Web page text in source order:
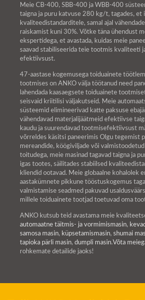
Meie CB-400, SBB-400 ja WBB-400
taigna ja puru katvuse 280 kg/t, tagades, et
kvaliteedistandarditele, samal ajal
raiskamist kuni 30%. Võtke täna ühendust
ekspertidega, et avastada, kuidas meie
saavad stabiliseerida teie tootmis kvaliteeti
efektiivsust.
47-aastase kogemusega toiduainete
tootmises on ANKO välja töötanud need
lahendada kaasaegsete toiduainete
seisvaid kriitilisi väljakutseid. Meie
süsteemid elimineerivad katte paksuse
vähendavad materjalijäätmeid efektiivse
kaudu ja suurendavad tootmisefektiivsust
võrreldes käsitsi paneerimis Olgu tegemist
mereandide, köögiviljade või
toitudega, meie masinad tagavad taigna ja
igas tootes, säilitades stabiilsed
kliendid ootavad. Meie globaalne kohalolek
aastakümnete pikkune tööstuskogemus
valmistamise seadmed pakuvad
millele toiduainete tootjad toetuvad oma
ANKO kutsub teid avastama meie
automaatne täitmis- ja vormimismasin,
samosa masin, küpsetamismasin, shumai
tapioka pärli masin, dumpli masin.Võta
rohkemate detailide jaoks!